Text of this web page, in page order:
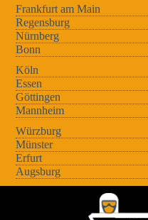
Frankfurt am Main
Regensburg
Nürnberg
Bonn
Köln
Essen
Göttingen
Mannheim
Würzburg
Münster
Erfurt
Augsburg